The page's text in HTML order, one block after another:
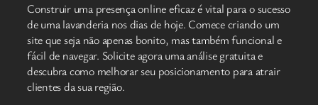
Construir uma presença online eficaz é vital para o sucesso
de uma lavanderia nos dias de hoje. Comece criando um
site que seja não apenas bonito, mas também funcional e
fácil de navegar. Solicite agora uma análise gratuita e
descubra como melhorar seu posicionamento para atrair
clientes da sua região.